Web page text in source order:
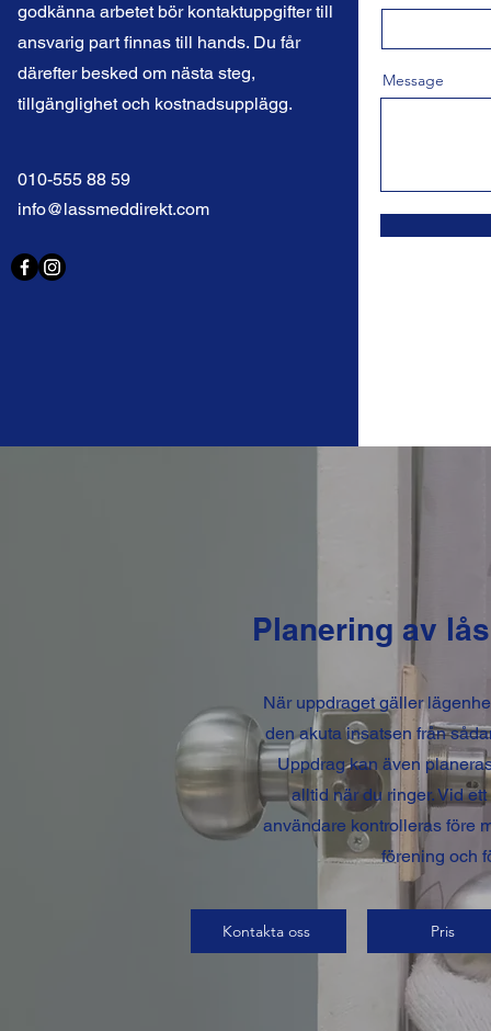
godkänna arbetet bör kontaktuppgifter till
ansvarig part finnas till hands. Du får
därefter besked om nästa steg,
tillgänglighet och kostnadsupplägg.
010-555 88 59
info@lassmeddirekt.com
Message
Planering av
När uppdraget gäller
den akuta insatsen från
Uppdrag kan även
alltid när du ringer. Vid
användare kontrolleras före
förening och
Kontakta oss Pris